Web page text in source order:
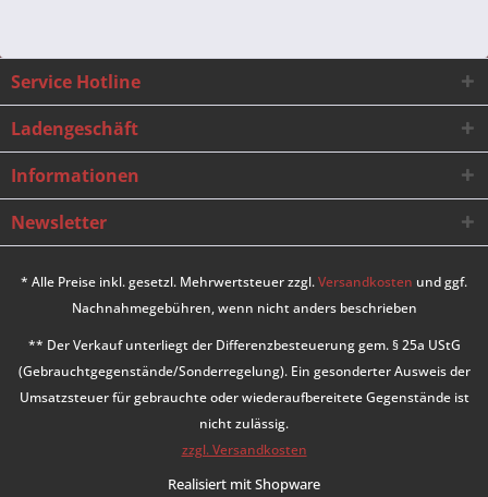
Service Hotline
Ladengeschäft
Informationen
Newsletter
* Alle Preise inkl. gesetzl. Mehrwertsteuer zzgl.Versandkosten und ggf.
Nachnahmegebühren, wenn nicht anders beschrieben
** Der Verkauf unterliegt der Differenzbesteuerung gem. § 25a UStG
(Gebrauchtgegenstände/Sonderregelung). Ein gesonderter Ausweis der
Umsatzsteuer für gebrauchte oder wiederaufbereitete Gegenstände ist
nicht zulässig.
zzgl. Versandkosten
Realisiert mit Shopware